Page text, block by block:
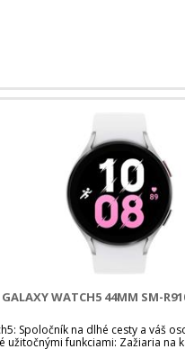
WATCH5 44MM SM-
Spoločník na dlhé cesty a váš
užitočnými funkciami: Zažiaria na